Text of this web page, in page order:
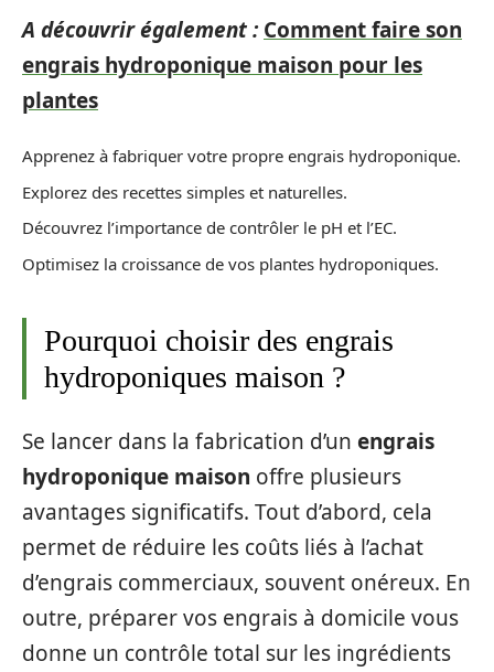
A découvrir également : Comment faire son
engrais hydroponique maison pour les
plantes
Apprenez à fabriquer votre propre engrais hydroponique.
Explorez des recettes simples et naturelles.
Découvrez l’importance de contrôler le pH et l’EC.
Optimisez la croissance de vos plantes hydroponiques.
Pourquoi choisir des engrais
hydroponiques maison ?
Se lancer dans la fabrication d’un engrais
hydroponique maison offre plusieurs
avantages significatifs. Tout d’abord, cela
permet de réduire les coûts liés à l’achat
d’engrais commerciaux, souvent onéreux. En
outre, préparer vos engrais à domicile vous
donne un contrôle total sur les ingrédients